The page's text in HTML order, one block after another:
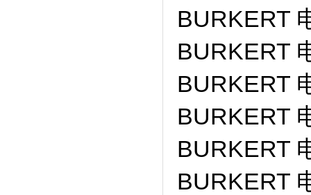
BURKERT
BURKERT
BURKERT
BURKERT
BURKERT
BURKERT